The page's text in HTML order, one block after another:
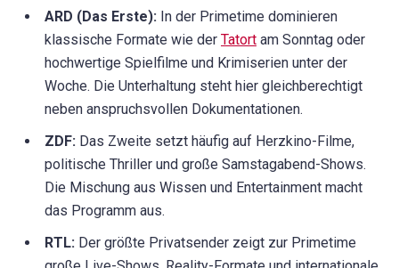
ARD (Das Erste): In der Primetime dominieren
klassische Formate wie der Tatort am Sonntag oder
hochwertige Spielfilme und Krimiserien unter der
Woche. Die Unterhaltung steht hier gleichberechtigt
neben anspruchsvollen Dokumentationen.
ZDF: Das Zweite setzt häufig auf Herzkino-Filme,
politische Thriller und große Samstagabend-Shows.
Die Mischung aus Wissen und Entertainment macht
das Programm aus.
RTL: Der größte Privatsender zeigt zur Primetime